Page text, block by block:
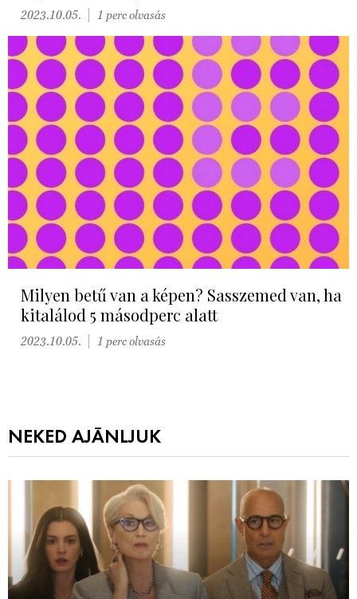
2023.10.05. 1 perc olvasás
Milyen betű van a képen? Sasszemed van, ha
kitalálod 5 másodperc alatt
2023.10.05. 1 perc olvasás
NEKED AJÁNLJUK